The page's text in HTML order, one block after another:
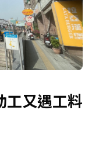
又遇工料